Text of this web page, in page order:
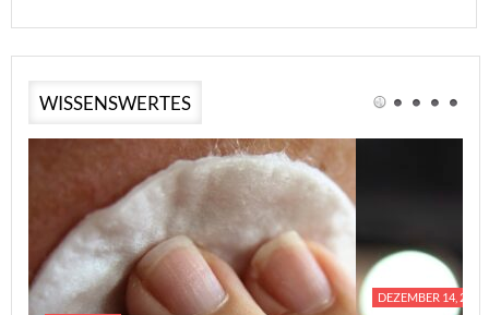
WISSENSWERTES
DEZEMBER 14, 2023